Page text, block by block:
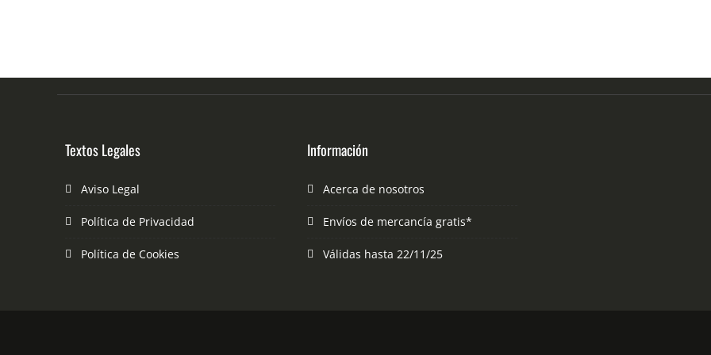
Textos Legales
Aviso Legal
Política de Privacidad
Política de Cookies
Información
Acerca de nosotros
Envíos de mercancía gratis*
Válidas hasta 22/11/25